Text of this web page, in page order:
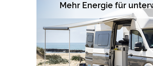
Mehr Energie für